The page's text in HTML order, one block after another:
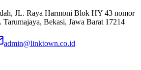
JL. Raya Harmoni Blok HY 43 nomor
Bekasi, Jawa Barat 17214
admin@linktown.co.id